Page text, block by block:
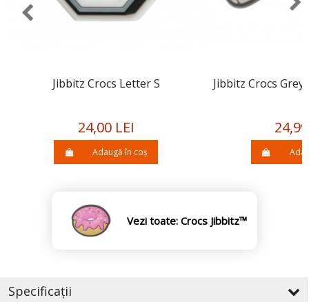
Jibbitz Crocs Letter S
24,00 LEI
Adaugă în coș
Jibbitz Crocs
Vezi toate: Crocs Jibbitz™
Specificații